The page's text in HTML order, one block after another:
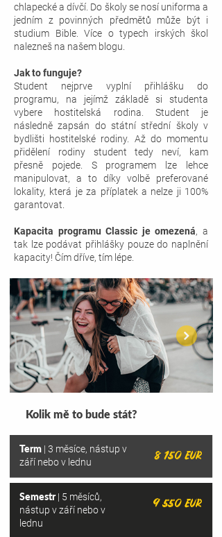
chlapecké a dívčí. Do školy se nosí uniforma a
jedním z povinných předmětů může být i
studium Bible. Více o typech irských škol
nalezneš na našem blogu.
Jak to funguje?
Student nejprve vyplní přihlášku do
programu, na jejímž základě si studenta
vybere hostitelská rodina. Student je
následně zapsán do státní střední školy v
bydlišti hostitelské rodiny. Až do momentu
přidělení rodiny student tedy neví, kam
přesně pojede. S programem lze lehce
manipulovat, a to díky volbě preferované
lokality, která je za příplatek a nelze ji 100%
garantovat.
Kapacita programu Classic je omezená, a
tak lze podávat přihlášky pouze do naplnění
kapacity! Čím dříve, tím lépe.
Kolik mě to bude stát?
Term | 3 měsíce, nástup v
září nebo v lednu
8 150 EUR
Semestr| 5 měsíců,
nástup v září nebo v
lednu
9 550 EUR